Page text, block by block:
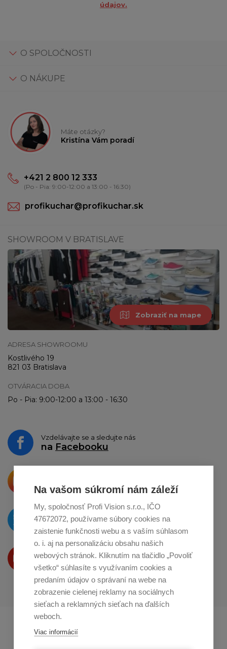
údajov.
O SPOLOČNOSTI
O NÁKUPE
Máte otázky?
Kristína Vám poradí
+421 2 800 12 333
(Po - Pia: 9:00-12:00 a 13:00 - 16:30)
profikuchar@profikuchar.sk
SHOWROOM V BRATISLAVE
Zobraziť na mape
ADRESA SHOWROOMU
Kostlivého 19
821 03 Bratislava
OTVÁRACIA DOBA
Po - Pia: 9:00-12:00 a 13:00 - 16:30
Vzdelávajte se a sledujte nás
na Facebooku
o zdieľanie naInstagrame
O novinkách píšeme
naTwitteri
Produkty Vám predstavujeme
na Youtube
Profikuchař.cz
Na vašom súkromí nám záleží
My, spoločnosť Profi Vision s.r.o., IČO
47672072, používame súbory cookies na
zaistenie funkčnosti webu a s vaším súhlasom
o. i. aj na personalizáciu obsahu našich
webových stránok. Kliknutím na tlačidlo „Povoliť
všetko“ súhlasíte s využívaním cookies a
predaním údajov o správaní na webe na
zobrazenie cielenej reklamy na sociálnych
sieťach a reklamných sieťach na ďalších
weboch.
Viac informácií